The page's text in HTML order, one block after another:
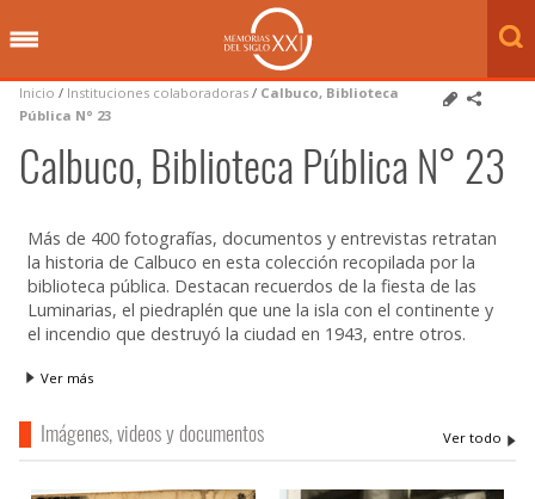
Inicio / Instituciones colaboradoras / Calbuco, Biblioteca
Pública N° 23
Calbuco, Biblioteca Pública N° 23
Más de 400 fotografías, documentos y entrevistas retratan
la historia de Calbuco en esta colección recopilada por la
biblioteca pública. Destacan recuerdos de la fiesta de las
Luminarias, el piedraplén que une la isla con el continente y
el incendio que destruyó la ciudad en 1943, entre otros.
Ver más
Imágenes, videos y documentos